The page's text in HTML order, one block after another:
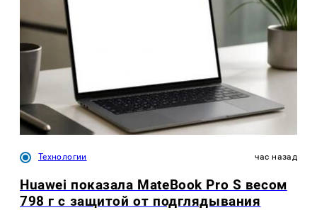
Технологии час назад
Huawei показала MateBook Pro S весом
798 г с защитой от подглядывания